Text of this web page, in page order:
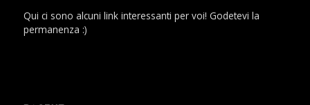
Qui ci sono alcuni link interessanti per voi! Godetevi la
permanenza :)